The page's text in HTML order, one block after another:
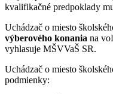
kvalifikačné predpoklady
Uchádzač o miesto
výberového konania na
vyhlasuje MŠVVaŠ SR.
Uchádzač o miesto
podmienky: